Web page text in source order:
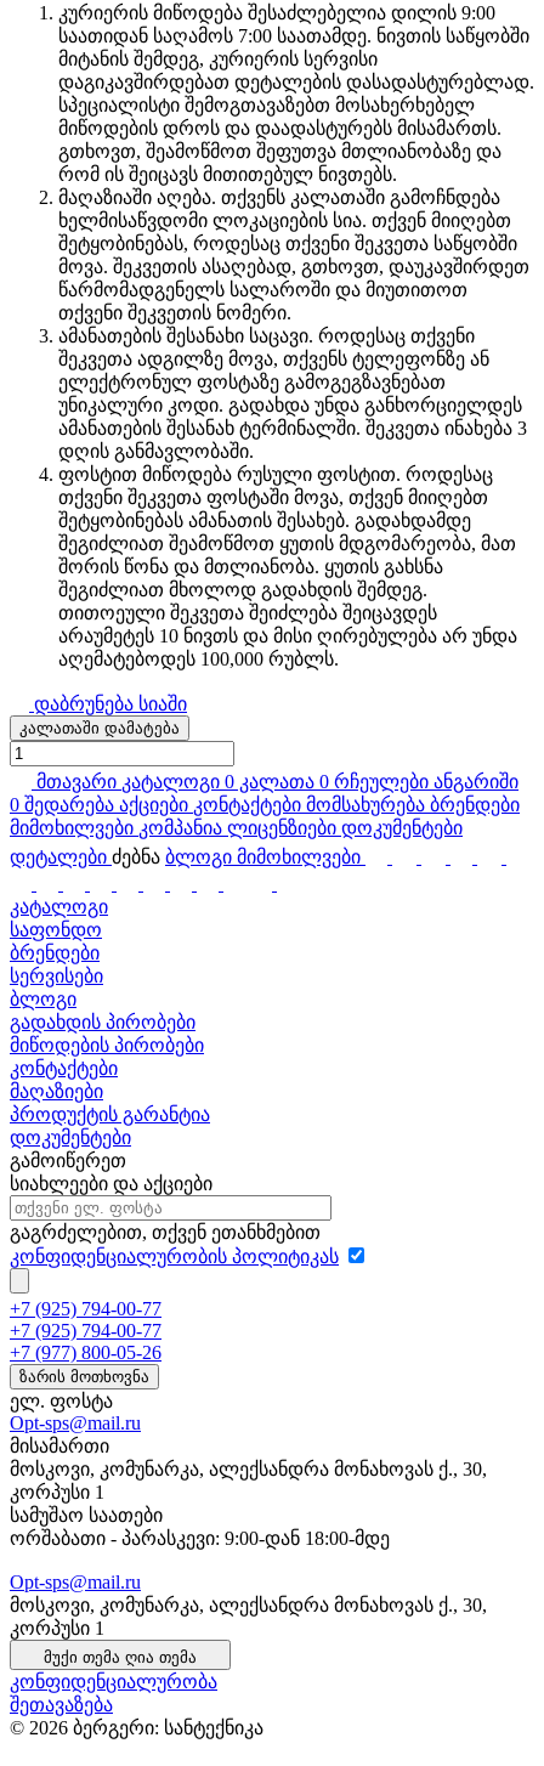
კურიერის მიწოდება შესაძლებელია დილის 9:00
საათიდან საღამოს 7:00 საათამდე. ნივთის საწყობში
მიტანის შემდეგ, კურიერის სერვისი
დაგიკავშირდებათ დეტალების დასადასტურებლად.
სპეციალისტი შემოგთავაზებთ მოსახერხებელ
მიწოდების დროს და დაადასტურებს მისამართს.
გთხოვთ, შეამოწმოთ შეფუთვა მთლიანობაზე და
რომ ის შეიცავს მითითებულ ნივთებს.
მაღაზიაში აღება. თქვენს კალათაში გამოჩნდება
ხელმისაწვდომი ლოკაციების სია. თქვენ მიიღებთ
შეტყობინებას, როდესაც თქვენი შეკვეთა საწყობში
მოვა. შეკვეთის ასაღებად, გთხოვთ, დაუკავშირდეთ
წარმომადგენელს სალაროში და მიუთითოთ
თქვენი შეკვეთის ნომერი.
ამანათების შესანახი საცავი. როდესაც თქვენი
შეკვეთა ადგილზე მოვა, თქვენს ტელეფონზე ან
ელექტრონულ ფოსტაზე გამოგეგზავნებათ
უნიკალური კოდი. გადახდა უნდა განხორციელდეს
ამანათების შესანახ ტერმინალში. შეკვეთა ინახება 3
დღის განმავლობაში.
ფოსტით მიწოდება რუსული ფოსტით. როდესაც
თქვენი შეკვეთა ფოსტაში მოვა, თქვენ მიიღებთ
შეტყობინებას ამანათის შესახებ. გადახდამდე
შეგიძლიათ შეამოწმოთ ყუთის მდგომარეობა, მათ
შორის წონა და მთლიანობა. ყუთის გახსნა
შეგიძლიათ მხოლოდ გადახდის შემდეგ.
თითოეული შეკვეთა შეიძლება შეიცავდეს
არაუმეტეს 10 ნივთს და მისი ღირებულება არ უნდა
აღემატებოდეს 100,000 რუბლს.
დაბრუნება სიაში
კალათაში დამატება
მთავარი კატალოგი 0 კალათა 0 რჩეულები ანგარიში
0 შედარება აქციები კონტაქტები მომსახურება ბრენდები
მიმოხილვები კომპანია ლიცენზიები დოკუმენტები
დეტალები ძებნა ბლოგი მიმოხილვები
კატალოგი
საფონდო
ბრენდები
სერვისები
ბლოგი
გადახდის პირობები
მიწოდების პირობები
კონტაქტები
მაღაზიები
პროდუქტის გარანტია
დოკუმენტები
გამოიწერეთ
სიახლეები და აქციები
გაგრძელებით, თქვენ ეთანხმებით
კონფიდენციალურობის პოლიტიკას
+7 (925) 794-00-77
+7 (925) 794-00-77
+7 (977) 800-05-26
ზარის მოთხოვნა
ელ. ფოსტა
Opt-sps@mail.ru
მისამართი
მოსკოვი, კომუნარკა, ალექსანდრა მონახოვას ქ., 30,
კორპუსი 1
სამუშაო საათები
ორშაბათი - პარასკევი: 9:00-დან 18:00-მდე
Opt-sps@mail.ru
მოსკოვი, კომუნარკა, ალექსანდრა მონახოვას ქ., 30,
კორპუსი 1
მუქი თემა ღია თემა
კონფიდენციალურობა
შეთავაზება
© 2026 ბერგერი: სანტექნიკა